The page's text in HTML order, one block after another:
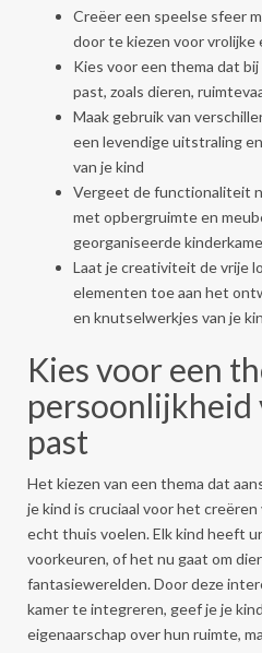
Creëer een speelse sfeer
door te kiezen voor
Kies voor een thema dat
past, zoals dieren,
Maak gebruik van
een levendige uitstraling
van je kind
Vergeet de functionaliteit
met opbergruimte en
georganiseerde
Laat je creativiteit de vrije
elementen toe aan het
en knutselwerkjes van je
Kies voor een
persoonlijkheid
past
Het kiezen van een thema dat
je kind is cruciaal voor het
echt thuis voelen. Elk kind heeft
voorkeuren, of het nu gaat om
fantasiewerelden. Door deze
kamer te integreren, geef je je
eigenaarschap over hun ruimte,